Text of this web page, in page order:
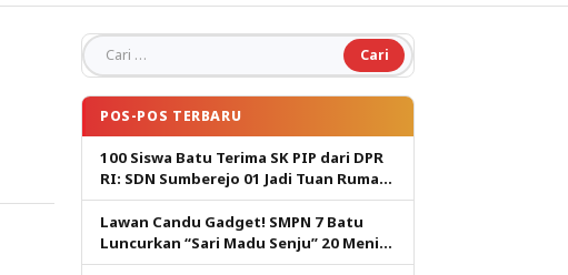
Cari untuk:
POS-POS TERBARU
100 Siswa Batu Terima SK PIP dari DPR
RI: SDN Sumberejo 01 Jadi Tuan Rumah,
Harapan Baru Pendidikan Gratis
Lawan Candu Gadget! SMPN 7 Batu
Luncurkan “Sari Madu Senju” 20 Menit
Cetak Generasi Pembaca